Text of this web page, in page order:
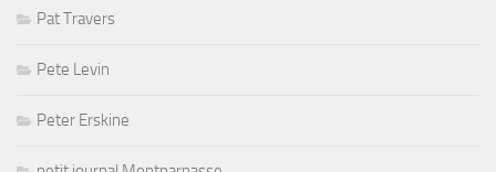
Pat Travers
Pete Levin
Peter Erskine